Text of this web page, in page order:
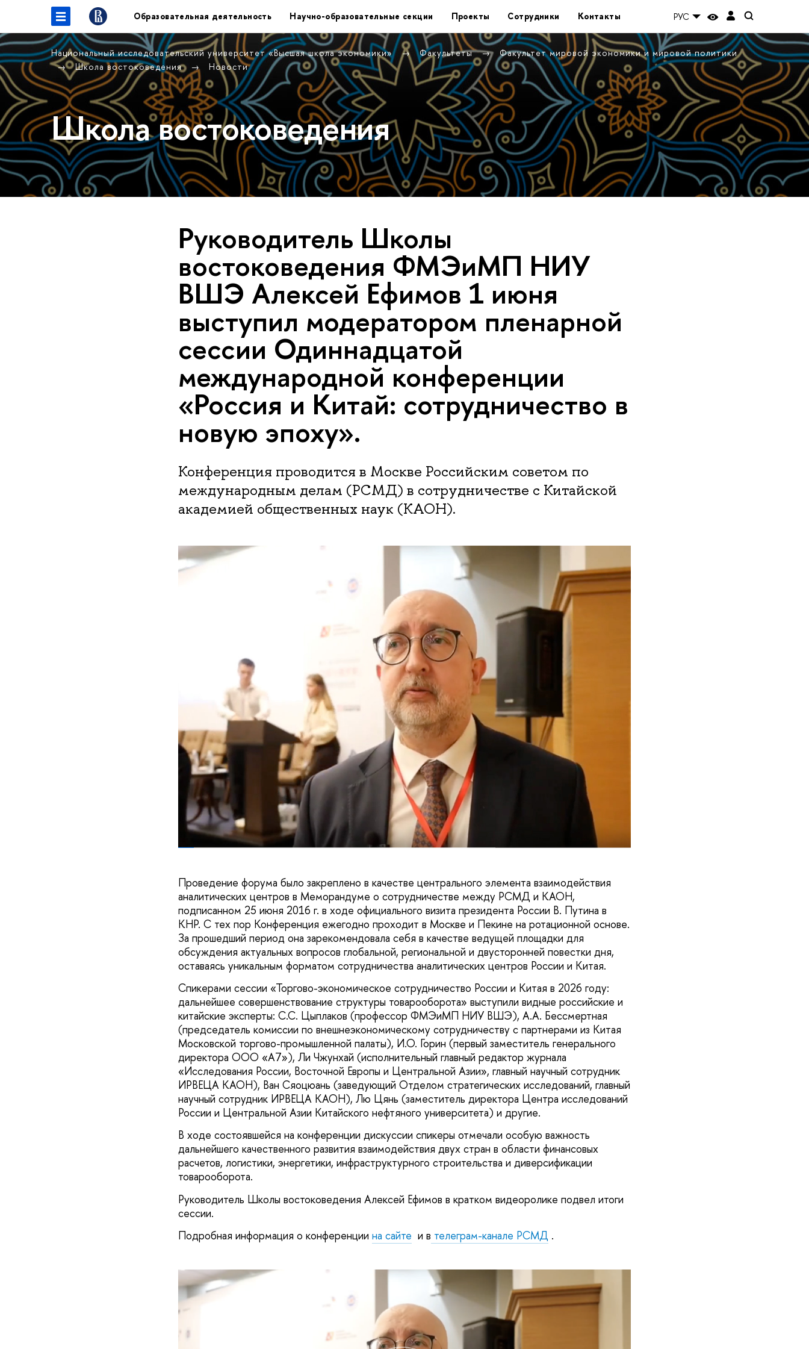
Образовательная деятельность Научно-образовательные секции Проекты Сотрудники Контакты РУС
Национальный исследовательский университет «Высшая школа экономики» Факультеты
Факультет мировой экономики и мировой политики
Школа востоковедения
Новости
Школа востоковедения
Руководитель Школы
востоковедения ФМЭиМП НИУ
ВШЭ Алексей Ефимов 1 июня
выступил модератором пленарной
сессии Одиннадцатой
международной конференции
«Россия и Китай: сотрудничество в
новую эпоху».
Конференция проводится в Москве Российским советом по
международным делам (РСМД) в сотрудничестве с Китайской
академией общественных наук (КАОН).
Проведение форума было закреплено в качестве центрального элемента взаимодействия
аналитических центров в Меморандуме о сотрудничестве между РСМД и КАОН,
подписанном 25 июня 2016 г. в ходе официального визита президента России В. Путина в
КНР. С тех пор Конференция ежегодно проходит в Москве и Пекине на ротационной основе.
За прошедший период она зарекомендовала себя в качестве ведущей площадки для
обсуждения актуальных вопросов глобальной, региональной и двусторонней повестки дня,
оставаясь уникальным форматом сотрудничества аналитических центров России и Китая.
Спикерами сессии «Торгово-экономическое сотрудничество России и Китая в 2026 году:
дальнейшее совершенствование структуры товарооборота» выступили видные российские и
китайские эксперты: С.С. Цыплаков (профессор ФМЭиМП НИУ ВШЭ), А.А. Бессмертная
(председатель комиссии по внешнеэкономическому сотрудничеству с партнерами из Китая
Московской торгово-промышленной палаты), И.О. Горин (первый заместитель генерального
директора ООО «А7»), Ли Чжунхай (исполнительный главный редактор журнала
«Исследования России, Восточной Европы и Центральной Азии», главный научный сотрудник
ИРВЕЦА КАОН), Ван Сяоцюань (заведующий Отделом стратегических исследований, главный
научный сотрудник ИРВЕЦА КАОН), Лю Цянь (заместитель директора Центра исследований
России и Центральной Азии Китайского нефтяного университета) и другие.
В ходе состоявшейся на конференции дискуссии спикеры отмечали особую важность
дальнейшего качественного развития взаимодействия двух стран в области финансовых
расчетов, логистики, энергетики, инфраструктурного строительства и диверсификации
товарооборота.
Руководитель Школы востоковедения Алексей Ефимов в кратком видеоролике подвел итоги
сессии.
Подробная информация о конференции на сайте и в телеграм-канале РСМД .